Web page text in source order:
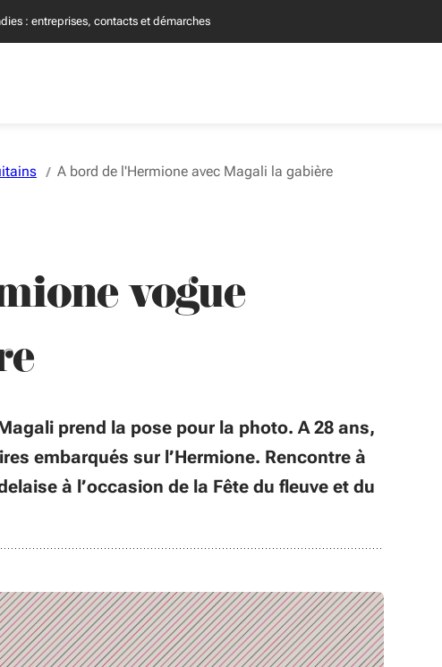
: entreprises, contacts et démarches
A bord de l'Hermione avec Magali la gabière
vogue
prend la pose pour la photo. A 28 ans,
embarqués sur l’Hermione. Rencontre à
à l’occasion de la Fête du fleuve et du